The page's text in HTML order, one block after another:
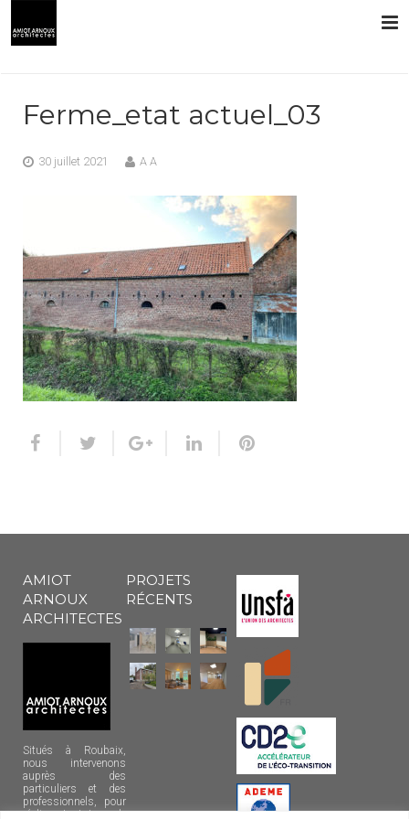
Ferme_etat actuel_03
30 juillet 2021 A A
AMIOT
ARNOUX
ARCHITECTES
Situés à Roubaix,
nous intervenons
auprès des
particuliers et des
professionnels, pour
réaliser tout type de
PROJETS
RÉCENTS